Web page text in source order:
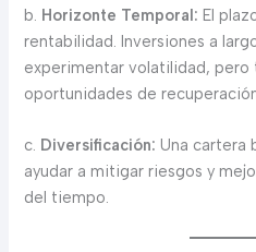
b. Horizonte Temporal: El
rentabilidad. Inversiones a
experimentar volatilidad,
oportunidades de
c. Diversificación: Una cartera
ayudar a mitigar riesgos y
del tiempo.